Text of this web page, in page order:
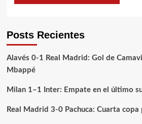
Posts Recientes
Alavés 0-1 Real Madrid: Gol de
Mbappé
Milan 1–1 Inter: Empate en el último
Real Madrid 3-0 Pachuca: Cuarta copa